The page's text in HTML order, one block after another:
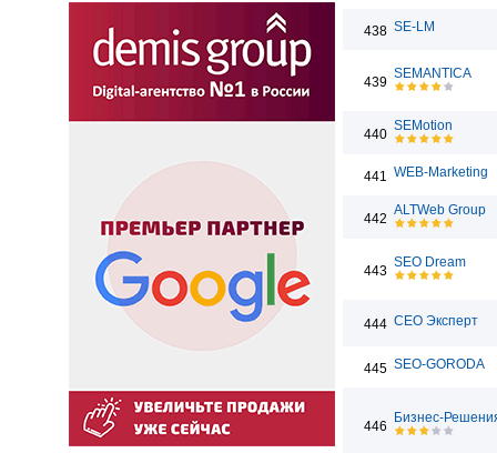
438 SE-LM
439
SEMANTICA
440
SEMotion
441 WEB-Marketing
442
ALTWeb Group
443
SEO Dream
444 СЕО Эксперт
445 SEO-GORODA
446
Бизнес-